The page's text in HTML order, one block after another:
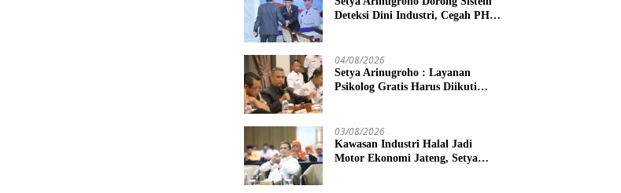
Deteksi Dini Industri, Cegah PHK
04/08/2026
Setya Arinugroho : Layanan
Psikolog Gratis Harus Diikuti
03/08/2026
Kawasan Industri Halal Jadi
Motor Ekonomi Jateng, Setya